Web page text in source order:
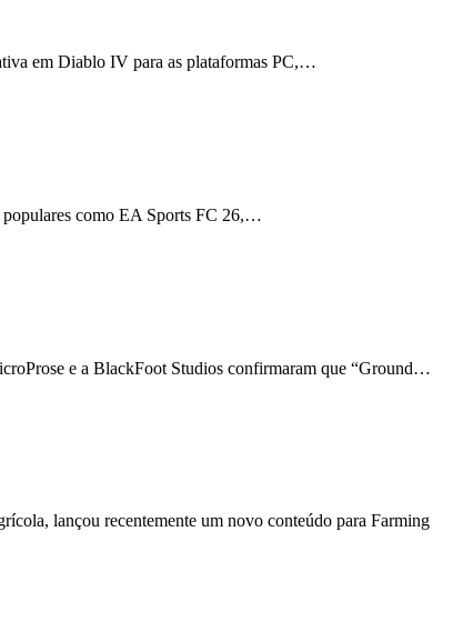
em Diablo IV para as plataformas PC,…
populares como EA Sports FC 26,…
e a BlackFoot Studios confirmaram que “Ground…
lançou recentemente um novo conteúdo para Farming